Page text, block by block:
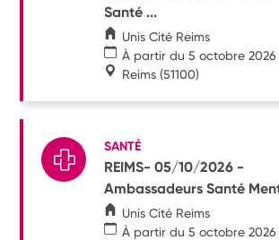
Santé ...
Unis Cité Reims
À partir du 5 octobre 2026
Reims (51100)
SANTÉ
REIMS- 05/10/2026 -
Ambassadeurs Santé
Unis Cité Reims
À partir du 5 octobre 2026